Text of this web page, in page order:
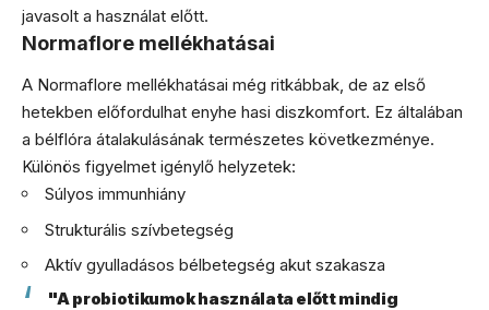
javasolt a használat előtt.
Normaflore mellékhatásai
A Normaflore mellékhatásai még ritkábbak, de az első
hetekben előfordulhat enyhe hasi diszkomfort. Ez általában
a bélflóra átalakulásának természetes következménye.
Különös figyelmet igénylő helyzetek:
Súlyos immunhiány
Strukturális szívbetegség
Aktív gyulladásos bélbetegség akut szakasza
"A probiotikumok használata előtt mindig